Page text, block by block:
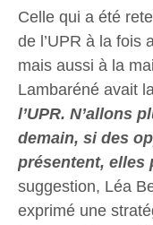
Celle qui a été
de l’UPR à la fois
mais aussi à la
Lambaréné avait
l’UPR. N’allons
demain, si des
présentent, elles
suggestion, Léa
exprimé une